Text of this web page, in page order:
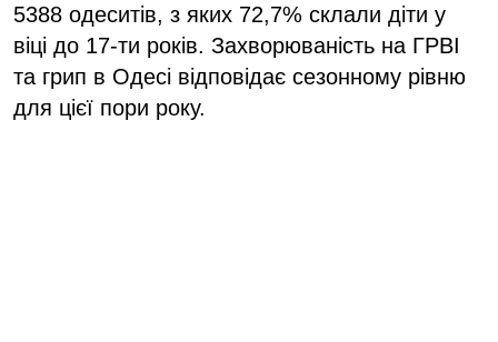
5388 одеситів, з яких 72,7% склали діти у
віці до 17-ти років. Захворюваність на ГРВІ
та грип в Одесі відповідає сезонному рівню
для цієї пори року.